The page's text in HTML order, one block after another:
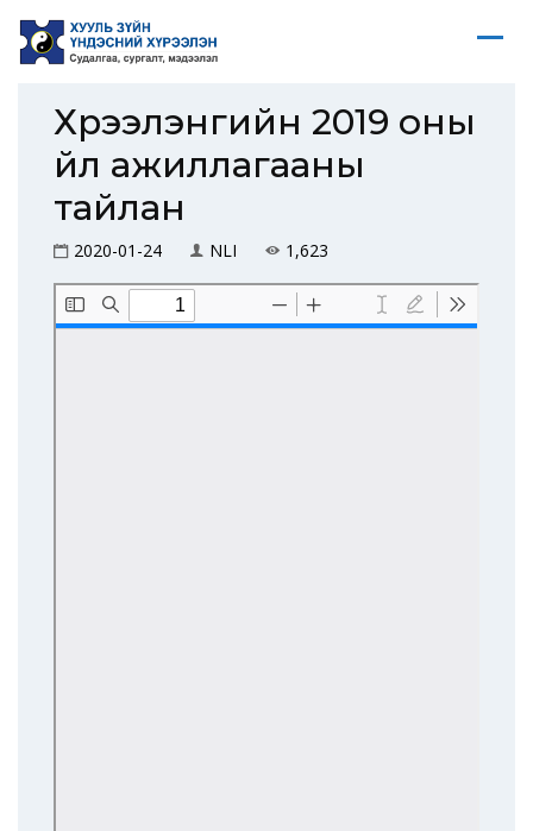
Хүрээлэнгийн 2019 оны
үйл ажиллагааны
тайлан
2020-01-24 NLI 1,623